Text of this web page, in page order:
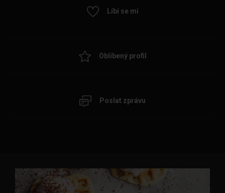
Líbí se mi
Oblíbený profil
Poslat zprávu